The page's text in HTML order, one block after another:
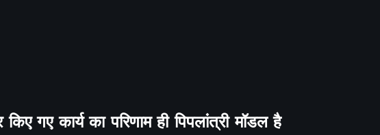
गए कार्य का परिणाम ही पिपलांत्री मॉडल है